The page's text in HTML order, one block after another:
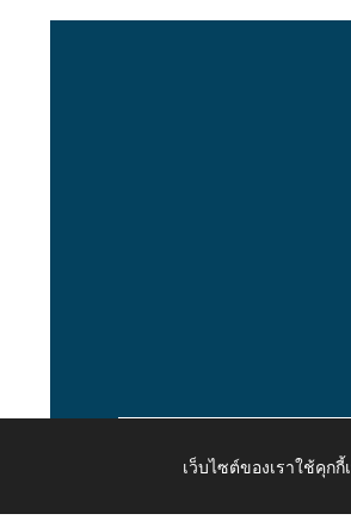
Copyright © 2026 All Right
เว็บไซต์ของเราใช้คุ